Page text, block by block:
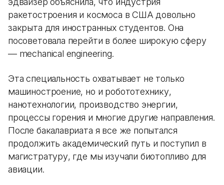
ракетостроения и космоса в США довольно
закрыта для иностранных студентов. Она
посоветовала перейти в более широкую сферу
— mechanical engineering.
Эта специальность охватывает не только
машиностроение, но и робототехнику,
нанотехнологии, производство энергии,
процессы горения и многие другие направления.
После бакалавриата я все же попытался
продолжить академический путь и поступил в
магистратуру, где мы изучали биотопливо для
авиации.